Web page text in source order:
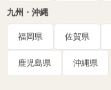
九州・沖縄
福岡県 佐賀県
鹿児島県 沖縄県